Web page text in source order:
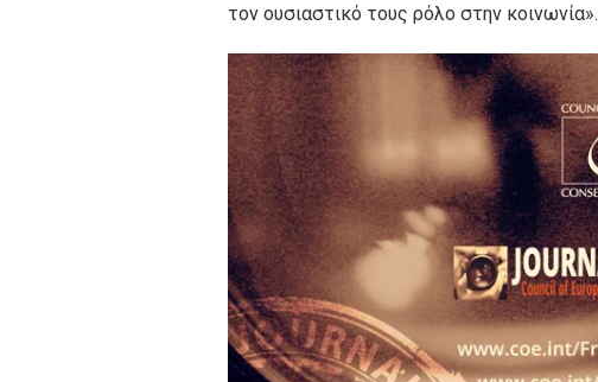
τον ουσιαστικό τους ρόλο στην κοινωνία».